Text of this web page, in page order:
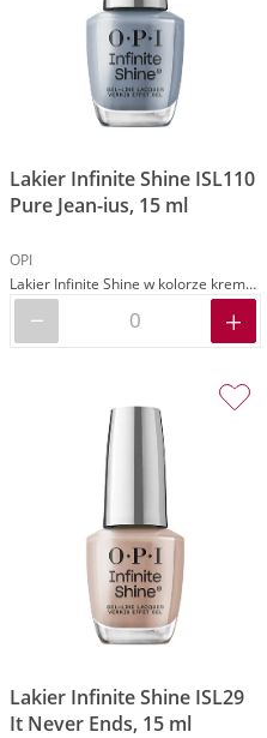
Lakier Infinite Shine ISL110
Pure Jean-ius, 15 ml
OPI
Lakier Infinite Shine w kolorze kremowym niebiesko-szarym
Lakier Infinite Shine ISL29
It Never Ends, 15 ml